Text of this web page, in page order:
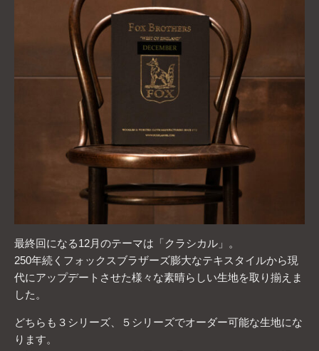
最終回になる12月のテーマは「クラシカル」。
250年続くフォックスブラザーズ膨大なテキスタイルから現
代にアップデートさせた様々な素晴らしい生地を取り揃えま
した。
どちらも３シリーズ、５シリーズでオーダー可能な生地にな
ります。